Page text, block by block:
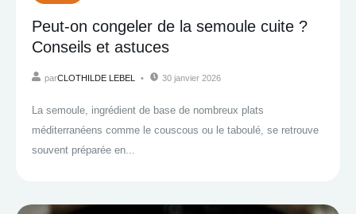
Peut-on congeler de la semoule cuite ?
Conseils et astuces
parCLOTHILDE LEBEL 30 janvier 2026
La semoule, ingrédient de base de nombreux plats
méditerranéens comme le couscous ou le taboulé, se retrouve
souvent préparée en...